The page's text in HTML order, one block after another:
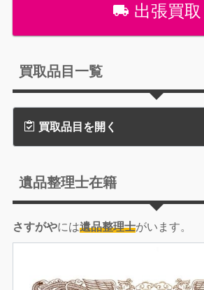
出張買取
買取品目一覧
買取品目を開く
遺品整理士在籍
さすがやには遺品整理士がいます。